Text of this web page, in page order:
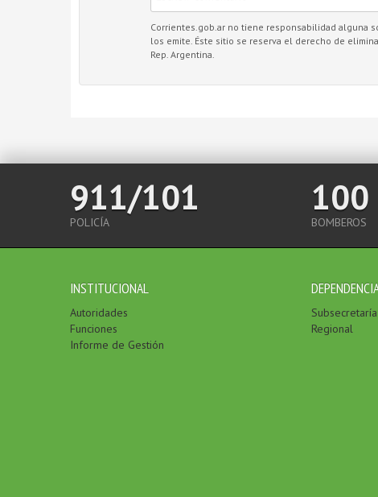
Corrientes.gob.ar no tiene responsabilidad alguna
los emite. Éste sitio se reserva el derecho de
Rep. Argentina.
911/101
POLICÍA
100
BOMBEROS
INSTITUCIONAL
Autoridades
Funciones
Informe de Gestión
Regional